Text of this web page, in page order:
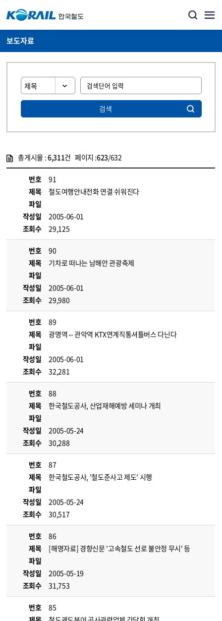
보도자료
검색
총게시물 :6,311건 페이지 :623/632
번호
91
제목
철도여행안내전화 연결 쉬워진다
파일
작성일
2005-06-01
조회수
29,125
번호
90
제목
기차로 떠나는 남해안 관광축제
파일
작성일
2005-06-01
조회수
29,980
번호
89
제목
광명역⇔관악역 KTX연계직통셔틀버스 다닌다
파일
작성일
2005-06-01
조회수
32,281
번호
88
제목
한국철도공사, 산업재해예방 세미나 개최
파일
작성일
2005-05-24
조회수
30,288
번호
87
제목
한국철도공사, '철도준사고 제도' 시행
파일
작성일
2005-05-24
조회수
30,517
번호
86
제목
[해명자료] 경향신문 '고속철도 선로 불안정 무시' 등
파일
작성일
2005-05-19
조회수
31,753
번호
85